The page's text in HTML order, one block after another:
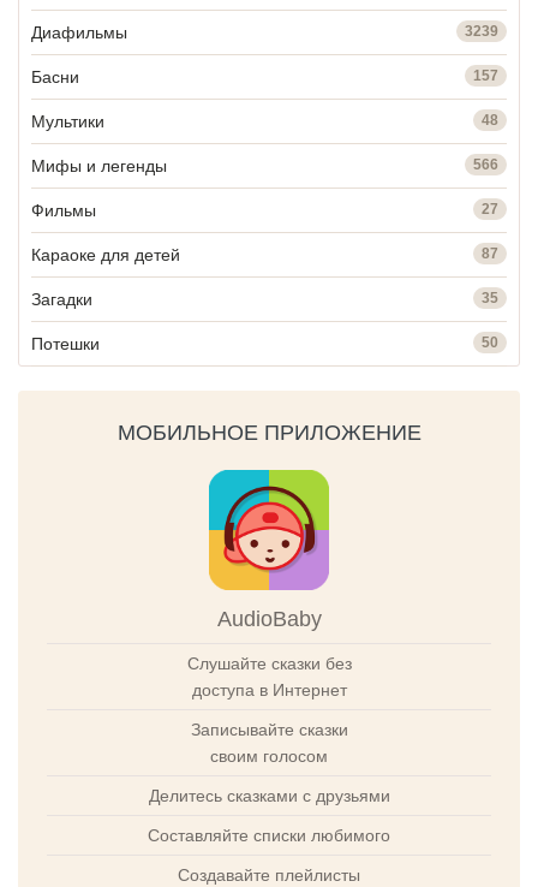
Диафильмы 3239
Басни 157
Мультики 48
Мифы и легенды 566
Фильмы 27
Караоке для детей 87
Загадки 35
Потешки 50
МОБИЛЬНОЕ ПРИЛОЖЕНИЕ
AudioBaby
Слушайте сказки без
доступа в Интернет
Записывайте сказки
своим голосом
Делитесь сказками с друзьями
Составляйте списки любимого
Создавайте плейлисты